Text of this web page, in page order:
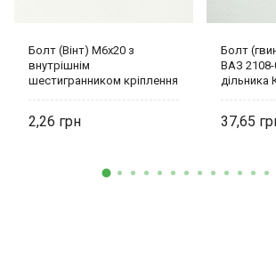
Болт (Вінт) М6х20 з
внутрішнім
шестигранником кріплення
1011023-008
2,26
Болт
ВАЗ 2108-
дільника
37,65